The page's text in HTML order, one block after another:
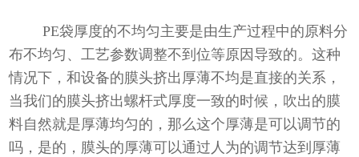
PE袋厚度的不均匀主要是由生产过程中的原料分
布不均匀、工艺参数调整不到位等原因导致的。这种
情况下，和设备的膜头挤出厚薄不均是直接的关系，
当我们的膜头挤出螺杆式厚度一致的时候，吹出的膜
料自然就是厚薄均匀的，那么这个厚薄是可以调节的
吗，是的，膜头的厚薄可以通过人为的调节达到厚薄